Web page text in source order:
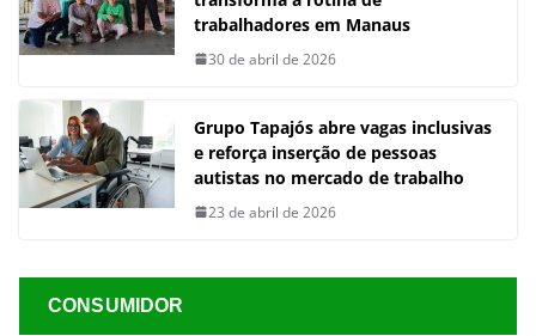
trabalhadores em Manaus
30 de abril de 2026
Grupo Tapajós abre vagas inclusivas
e reforça inserção de pessoas
autistas no mercado de trabalho
23 de abril de 2026
CONSUMIDOR